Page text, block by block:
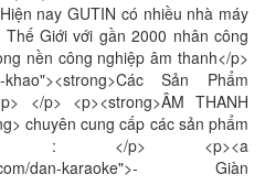
nay GUTIN có nhiều nhà máy
Giới với gần 2000 nhân công
nền công nghiệp âm thanh</p>
khao"><strong>Các Sản Phẩm
</p> <p><strong>ÂM THANH
chuyên cung cấp các sản phẩm
: </p> <p><a
dan-karaoke">- Giàn